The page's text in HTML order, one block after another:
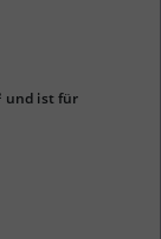
und ist für